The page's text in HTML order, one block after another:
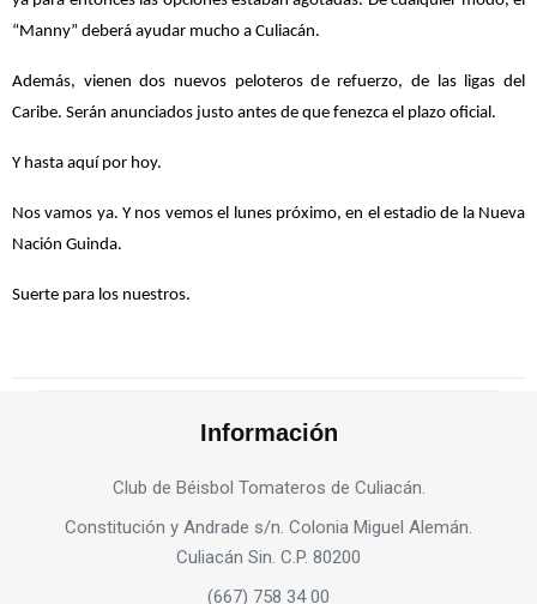
“Manny” deberá ayudar mucho a Culiacán.
Además, vienen dos nuevos peloteros de refuerzo, de las ligas del
Caribe. Serán anunciados justo antes de que fenezca el plazo oficial.
Y hasta aquí por hoy.
Nos vamos ya. Y nos vemos el lunes próximo, en el estadio de la Nueva
Nación Guinda.
Suerte para los nuestros.
Información
Club de Béisbol Tomateros de Culiacán.
Constitución y Andrade s/n. Colonia Miguel Alemán.
Culiacán Sin. C.P. 80200
(667) 758 34 00